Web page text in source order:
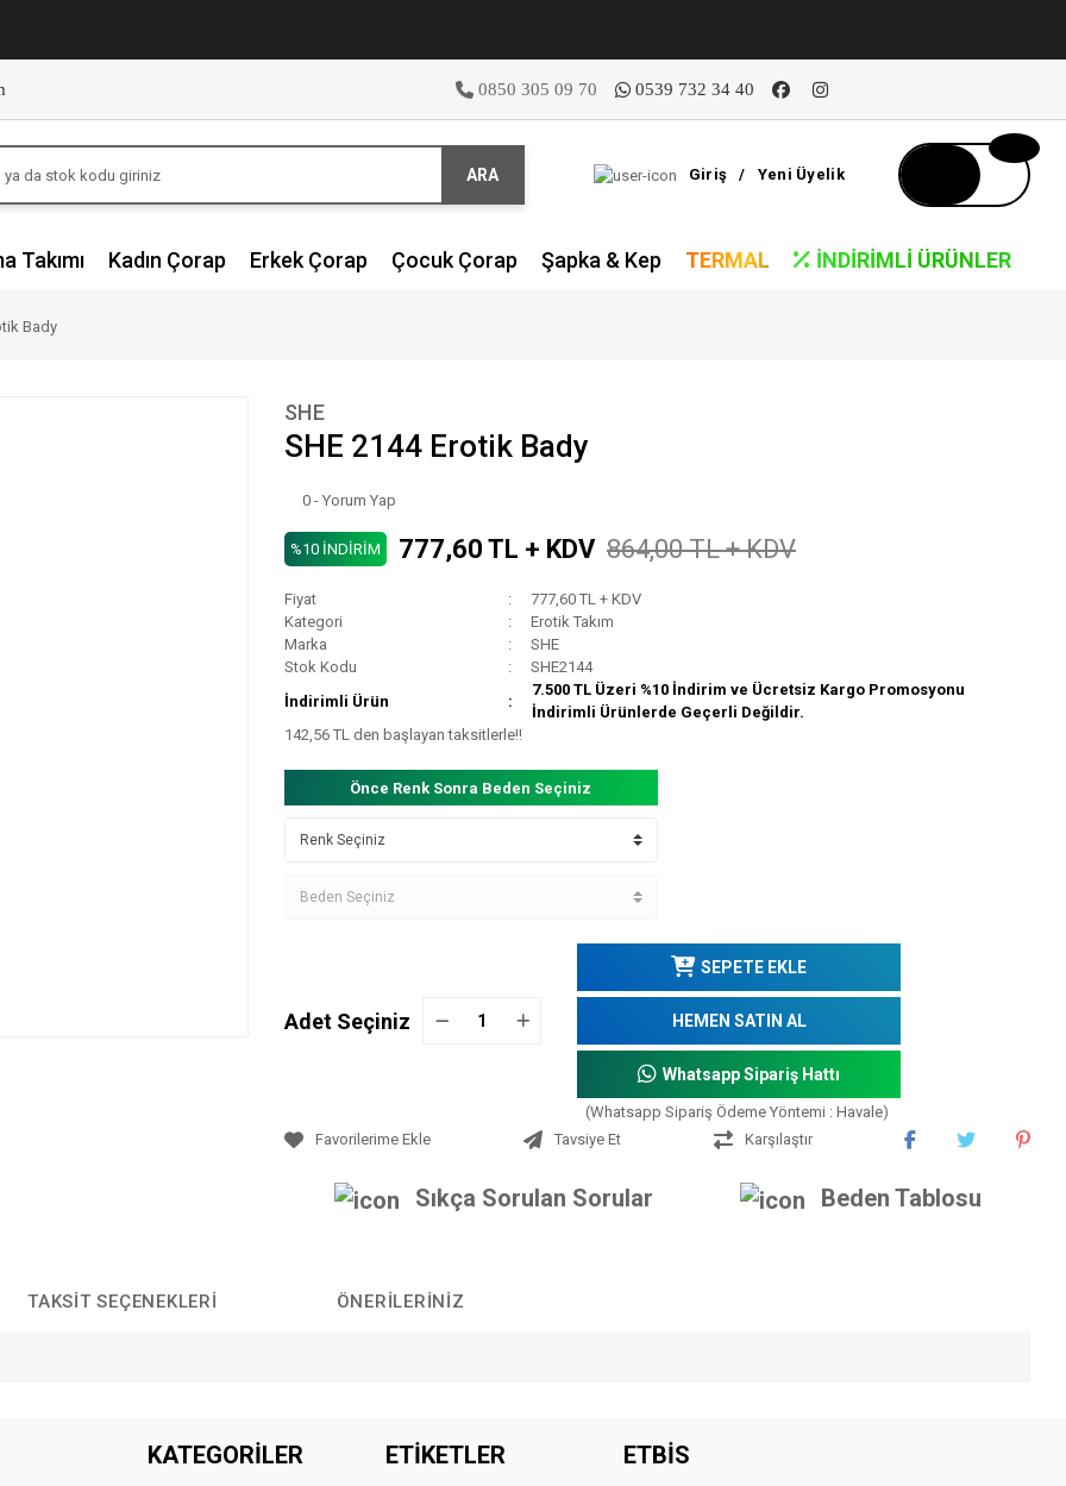
0850 305 09 70 0539 732 34 40
ARA Giriş / Yeni Üyelik
Takımı Kadın Çorap Erkek Çorap Çocuk Çorap Şapka & Kep TERMAL İNDIRIMLI ÜRÜNLER
Bady
SHE
SHE 2144 Erotik Bady
0 - Yorum Yap
%10 İNDİRİM 777,60 TL + KDV 864,00 TL + KDV
Fiyat
777,60 TL + KDV
Kategori
Erotik Takım
Marka
SHE
Stok Kodu
SHE2144
İndirimli Ürün
7.500 TL Üzeri %10 İndirim ve Ücretsiz Kargo Promosyonu
İndirimli Ürünlerde Geçerli Değildir.
142,56 TL den başlayan taksitlerle!!
Önce Renk Sonra Beden Seçiniz
Adet Seçiniz
SEPETE EKLE
HEMEN SATIN AL
Whatsapp Sipariş Hattı
(Whatsapp Sipariş Ödeme Yöntemi : Havale)
Tavsiye Et
Karşılaştır
Sıkça Sorulan Sorular Beden Tablosu
TAKSIT SEÇENEKLERI ÖNERILERINIZ
Bu ürüne ilk yorumu siz yapın!
KATEGORİLER ETİKETLER ETBİS